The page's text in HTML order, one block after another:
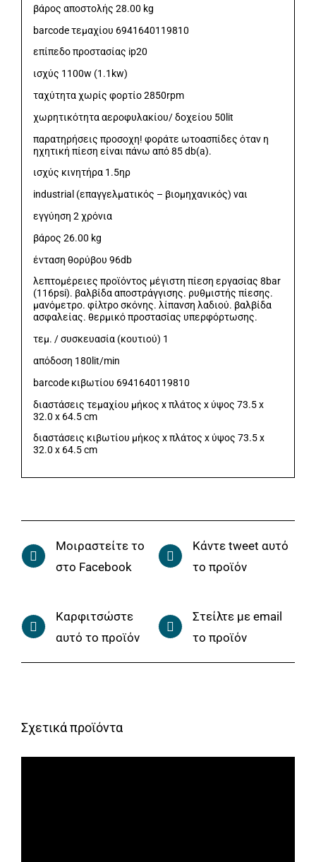
βάρος αποστολής 28.00 kg
barcode τεμαχίου 6941640119810
επίπεδο προστασίας ip20
ισχύς 1100w (1.1kw)
ταχύτητα χωρίς φορτίο 2850rpm
χωρητικότητα αεροφυλακίου/ δοχείου 50lit
παρατηρήσεις προσοχη! φοράτε ωτοασπίδες όταν η
ηχητική πίεση είναι πάνω από 85 db(a).
ισχύς κινητήρα 1.5ηρ
industrial (επαγγελματικός – βιομηχανικός) ναι
εγγύηση 2 χρόνια
βάρος 26.00 kg
ένταση θορύβου 96db
λεπτομέρειες προϊόντος μέγιστη πίεση εργασίας 8bar
(116psi). βαλβίδα αποστράγγισης. ρυθμιστής πίεσης.
μανόμετρο. φίλτρο σκόνης. λίπανση λαδιού. βαλβίδα
ασφαλείας. θερμικό προστασίας υπερφόρτωσης.
τεμ. / συσκευασία (κουτιού) 1
απόδοση 180lit/min
barcode κιβωτίου 6941640119810
διαστάσεις τεμαχίου μήκος x πλάτος x ύψος 73.5 x
32.0 x 64.5 cm
διαστάσεις κιβωτίου μήκος x πλάτος x ύψος 73.5 x
32.0 x 64.5 cm
Μοιραστείτε το
στο Facebook
Κάντε tweet αυτό
το προϊόν
Καρφιτσώστε
αυτό το προϊόν
Στείλτε με email
το προϊόν
Σχετικά προϊόντα